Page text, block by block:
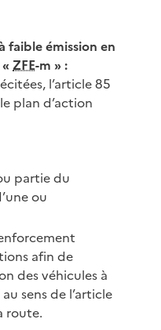
faible émission en
ZFE-m » :
l’article 85
plan d’action
partie du
ou
afin de
des véhicules à
sens de l’article
route.